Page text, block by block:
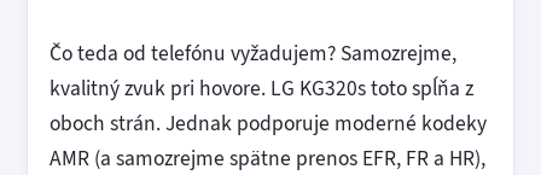
Čo teda od telefónu vyžadujem? Samozrejme,
kvalitný zvuk pri hovore. LG KG320s toto spĺňa z
oboch strán. Jednak podporuje moderné kodeky
AMR (a samozrejme spätne prenos EFR, FR a HR),